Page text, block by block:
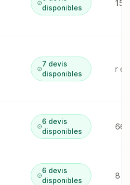
disponibles
7 devis
disponibles
r
6 devis
disponibles
6 devis
disponibles
8 r